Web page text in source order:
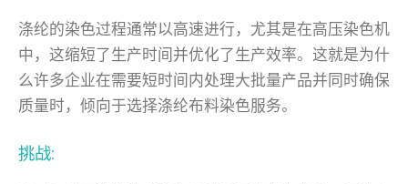
涤纶的染色过程通常以高速进行，尤其是在高压染色机
中，这缩短了生产时间并优化了生产效率。这就是为什
么许多企业在需要短时间内处理大批量产品并同时确保
质量时，倾向于选择涤纶布料染色服务。
挑战: